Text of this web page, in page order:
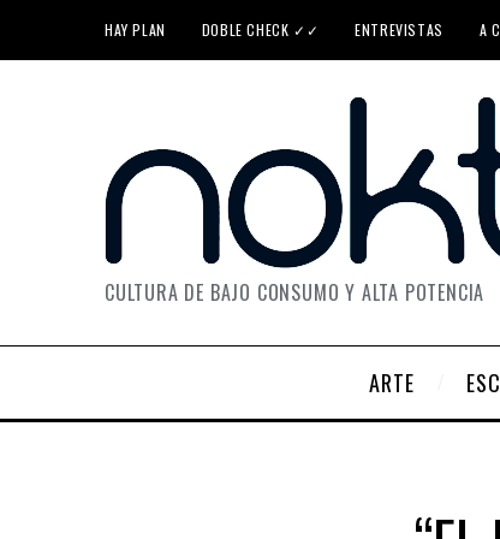
HAY PLAN DOBLE CHECK ✓✓ ENTREVISTAS A
CULTURA DE BAJO CONSUMO Y ALTA POTENCIA
ARTE